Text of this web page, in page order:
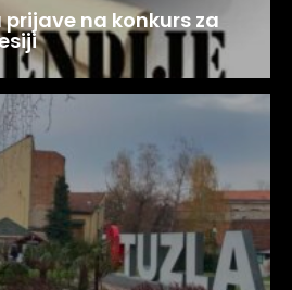
prijave na konkurs za